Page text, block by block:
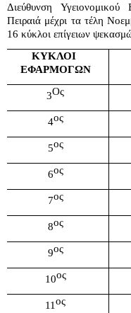
Διεύθυνση Υγειονομικού
Πειραιά μέχρι τα τέλη
16 κύκλοι επίγειων
ΚΥΚΛΟΙ
ΕΦΑΡΜΟΓΩΝ
3Ος
4ος
5ος
6ος
7ος
8ος
9ος
10ος
11ος